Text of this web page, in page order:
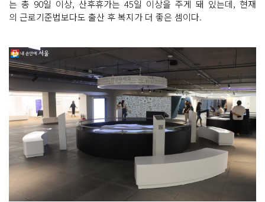
는 총 90일 이상, 산후휴가는 45일 이상을 주게 돼 있는데, 현재
의 근로기준법보다도 출산 후 복지가 더 좋은 셈이다.